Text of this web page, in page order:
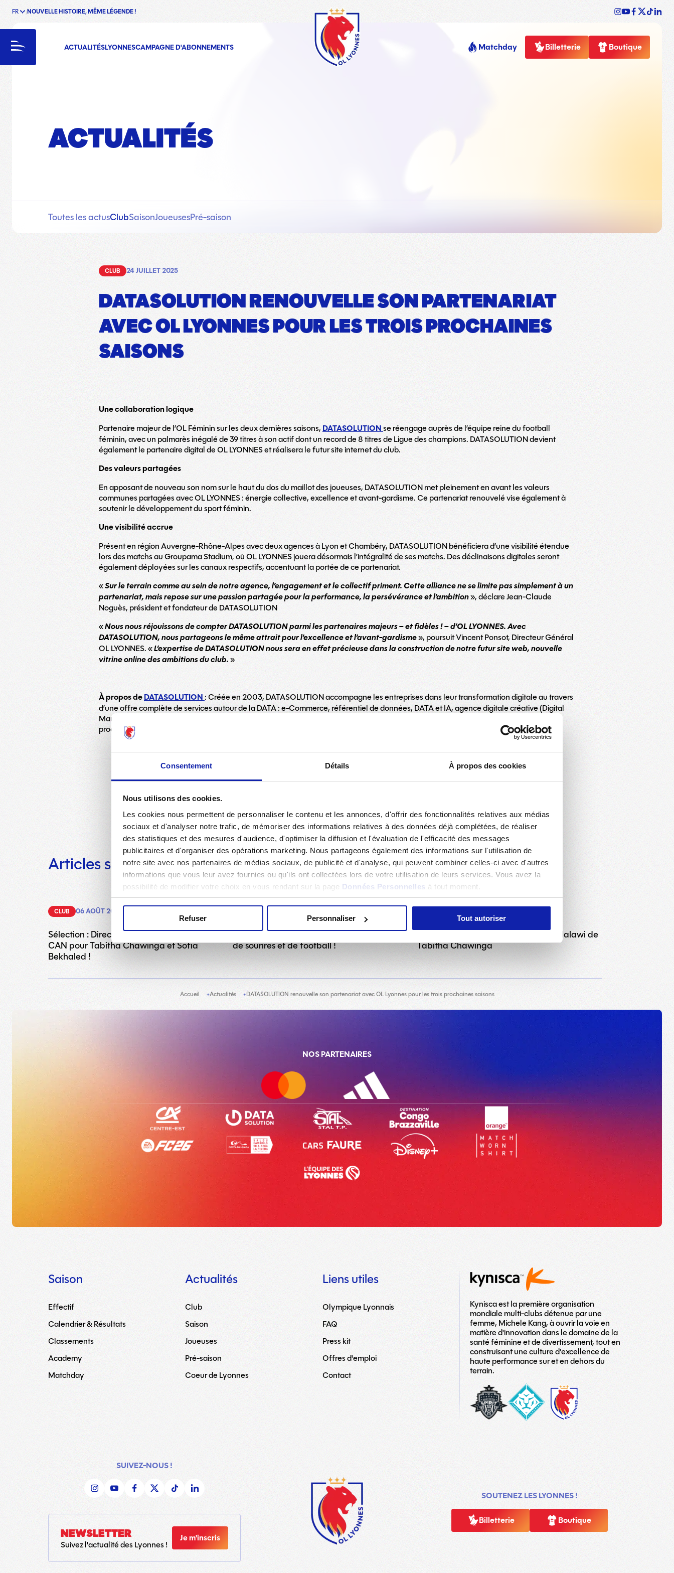
Consentement Détails À propos des cookies
Nous utilisons des cookies.
Les cookies nous permettent de personnaliser le contenu et les annonces, d'offrir des fonctionnalités relatives aux médias
sociaux et d'analyser notre trafic, de mémoriser des informations relatives à des données déjà complétées, de réaliser
des statistiques et des mesures d'audience, d'optimiser la diffusion et l'évaluation de l'efficacité des messages
publicitaires et d'organiser des opérations marketing. Nous partageons également des informations sur l'utilisation de
notre site avec nos partenaires de médias sociaux, de publicité et d'analyse, qui peuvent combiner celles-ci avec d'autres
informations que vous leur avez fournies ou qu'ils ont collectées lors de votre utilisation de leurs services. Vous avez la
possibilité de modifier votre choix en vous rendant sur la page Données Personnelles à tout moment.
Refuser Personnaliser Tout autoriser
FR NOUVELLE HISTOIRE, MÊME LÉGENDE !
Menu ACTUALITÉSLYONNESCAMPAGNE D'ABONNEMENTS Matchday Billetterie Boutique
OL
Lyonnes
ACTUALITÉS
Toutes les actusClubSaisonJoueusesPré-saison
CLUB 24 JUILLET 2025
DATASOLUTION RENOUVELLE SON PARTENARIAT
AVEC OL LYONNES POUR LES TROIS PROCHAINES
SAISONS
Une collaboration logique
Partenaire majeur de l’OL Féminin sur les deux dernières saisons,DATASOLUTIONse réengage auprès de l’équipe reine du football
féminin, avec un palmarès inégalé de 39 titres à son actif dont un record de 8 titres de Ligue des champions. DATASOLUTION devient
également le partenaire digital de OL LYONNES et réalisera le futur site internet du club.
Des valeurs partagées
En apposant de nouveau son nom sur le haut du dos du maillot des joueuses, DATASOLUTION met pleinement en avant les valeurs
communes partagées avec OL LYONNES : énergie collective, excellence et avant-gardisme. Ce partenariat renouvelé vise également à
soutenir le développement du sport féminin.
Une visibilité accrue
Présent en région Auvergne-Rhône-Alpes avec deux agences à Lyon et Chambéry, DATASOLUTION bénéficiera d’une visibilité étendue
lors des matchs au Groupama Stadium, où OL LYONNES jouera désormais l’intégralité de ses matchs. Des déclinaisons digitales seront
également déployées sur les canaux respectifs, accentuant la portée de ce partenariat.
«Sur le terrain comme au sein de notre agence, l’engagement et le collectif priment. Cette alliance ne se limite pas simplement à un
partenariat, mais repose sur une passion partagée pour la performance, la persévérance et l’ambition», déclare Jean-Claude
Noguès, président et fondateur de DATASOLUTION
«Nous nous réjouissons de compter DATASOLUTION parmi les partenaires majeurs – et fidèles ! – d’OL LYONNES. Avec
DATASOLUTION, nous partageons le même attrait pour l’excellence et l’avant-gardisme», poursuit Vincent Ponsot, Directeur Général
OL LYONNES. «L’expertise de DATASOLUTION nous sera en effet précieuse dans la construction de notre futur site web, nouvelle
vitrine online des ambitions du club.»
À propos deDATASOLUTION: Créée en 2003, DATASOLUTION accompagne les entreprises dans leur transformation digitale au travers
d’une offre complète de services autour de la DATA : e-Commerce, référentiel de données, DATA et IA, agence digitale créative (Digital
Marketing, Social Media, Studio Créa, UX/UI, CMS), Cloud Services (cloud privé et public, infogérance, cybersécurité) et solutions de
production marketing (publishing, packaging, web-to-print, personnalisation).
Articles similaires
CLUB 06 AOÛT 2026
Sélection : Direction les quatrs de finale de la
CAN pour Tabitha Chawinga et Sofia
Bekhaled !
Stage OL Lyonnes : une semaine de passion,
de sourires et de football !
Sélection : Nouveau succès pour le Malawi de
Tabitha Chawinga
Accueil Actualités DATASOLUTION renouvelle son partenariat avec OL Lyonnes pour les trois prochaines saisons
NOS PARTENAIRES
Saison
Effectif
Calendrier & Résultats
Classements
Academy
Matchday
Actualités
Club
Saison
Joueuses
Pré-saison
Coeur de Lyonnes
Liens utiles
Olympique Lyonnais
FAQ
Press kit
Offres d'emploi
Contact
Kynisca est la première organisation
mondiale multi-clubs détenue par une
femme, Michele Kang, à ouvrir la voie en
matière d'innovation dans le domaine de la
santé féminine et de divertissement, tout en
construisant une culture d'excellence de
haute performance sur et en dehors du
terrain.
washington-
spirit
London_City_Lionesses_Logo_#1-
copy
LOGO
TEAM
SUIVEZ-NOUS !
NEWSLETTER
Suivez l'actualité des Lyonnes !
Je m'inscris
SOUTENEZ LES LYONNES !
Billetterie Boutique